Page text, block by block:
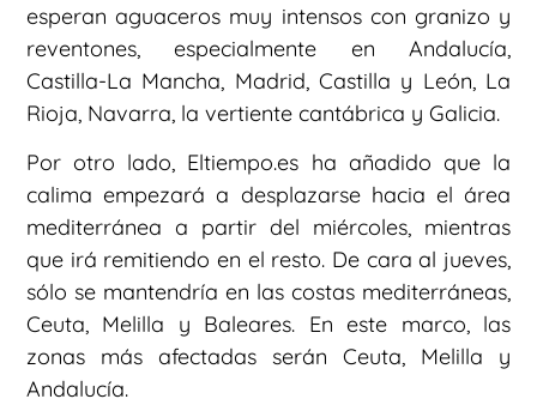
esperan aguaceros muy intensos con granizo y
reventones, especialmente en Andalucía,
Castilla-La Mancha, Madrid, Castilla y León, La
Rioja, Navarra, la vertiente cantábrica y Galicia.
Por otro lado, Eltiempo.es ha añadido que la
calima empezará a desplazarse hacia el área
mediterránea a partir del miércoles, mientras
que irá remitiendo en el resto. De cara al jueves,
sólo se mantendría en las costas mediterráneas,
Ceuta, Melilla y Baleares. En este marco, las
zonas más afectadas serán Ceuta, Melilla y
Andalucía.